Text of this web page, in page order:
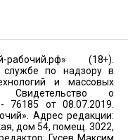
(18+).
службе по надзору в
и массовых
Свидетельство о
от 08.07.2019.
Адрес редакции:
дом 54, помещ. 3022,